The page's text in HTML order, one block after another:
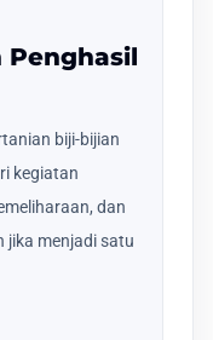
biji-bijian
kegiatan
dan
jika menjadi satu